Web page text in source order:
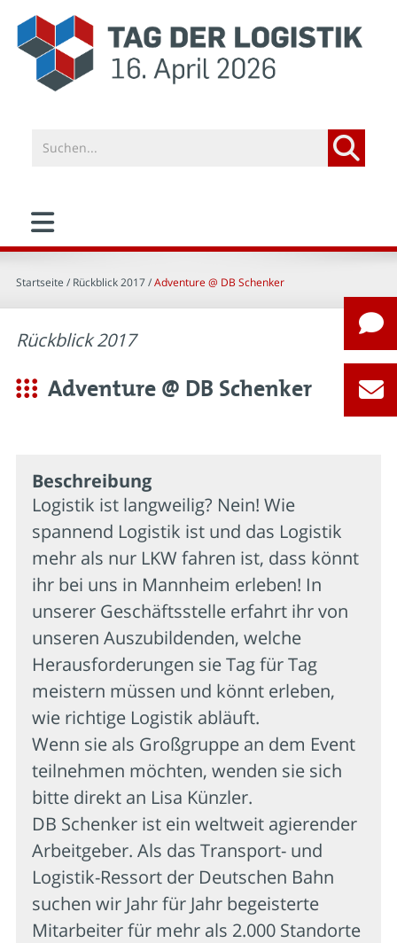
Startseite / Rückblick 2017 /Adventure @ DB Schenker
Rückblick 2017
Adventure @ DB Schenker
Beschrei­bung
Logistik ist langweilig? Nein! Wie
spannend Logistik ist und das Logistik
mehr als nur LKW fahren ist, dass könnt
ihr bei uns in Mannheim erleben! In
unserer Geschäftsstelle erfahrt ihr von
unseren Auszubildenden, welche
Herausforderungen sie Tag für Tag
meistern müssen und könnt erleben,
wie richtige Logistik abläuft.
Wenn sie als Großgruppe an dem Event
teilnehmen möchten, wenden sie sich
bitte direkt an Lisa Künzler.
DB Schenker ist ein weltweit agierender
Arbeitgeber. Als das Transport- und
Logistik-Ressort der Deutschen Bahn
suchen wir Jahr für Jahr begeisterte
Mitarbeiter für mehr als 2.000 Standorte